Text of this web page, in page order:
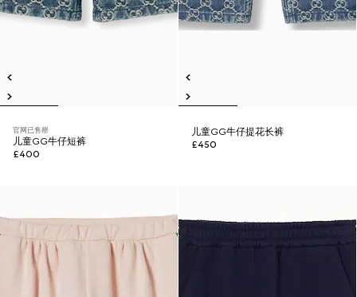
官网已售罄
儿童GG牛仔短裤
£400
儿童GG牛仔提花长裤
£450